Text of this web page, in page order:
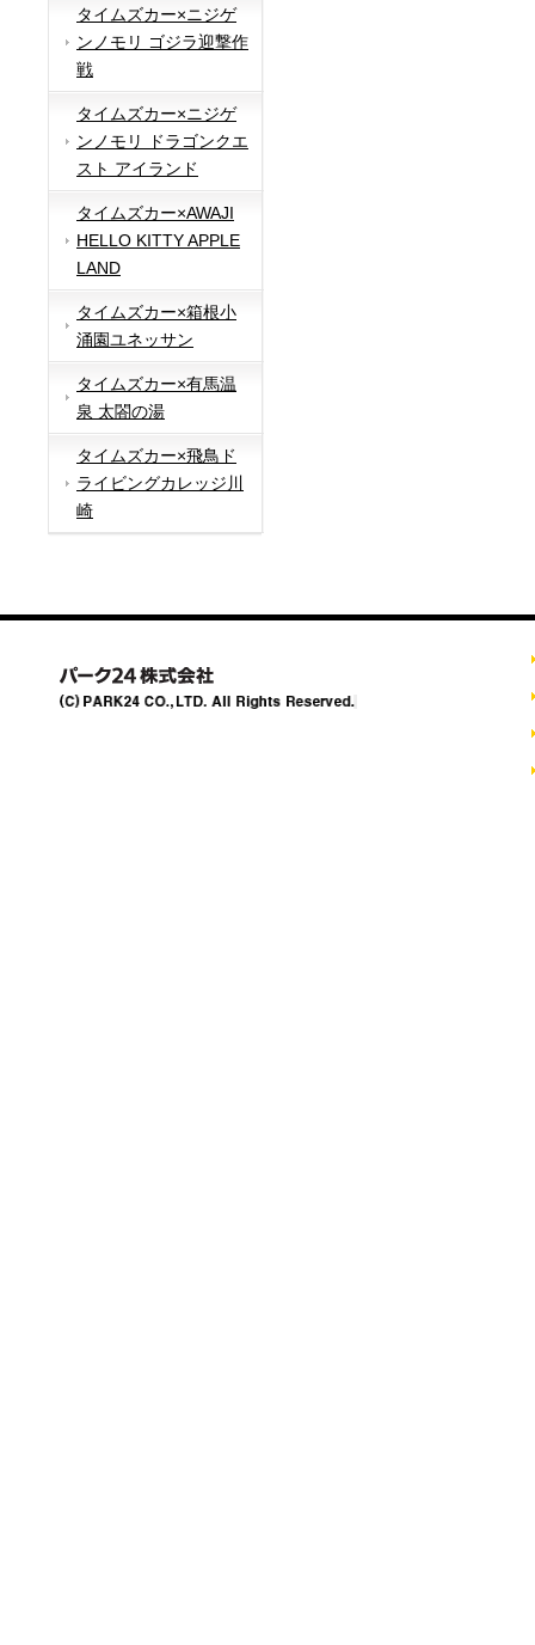
タイムズカー×ニジゲ
ンノモリ ゴジラ迎撃作
戦
タイムズカー×ニジゲ
ンノモリ ドラゴンクエ
スト アイランド
タイムズカー×AWAJI
HELLO KITTY APPLE
LAND
タイムズカー×箱根小
涌園ユネッサン
タイムズカー×有馬温
泉 太閤の湯
タイムズカー×飛鳥ド
ライビングカレッジ川
崎